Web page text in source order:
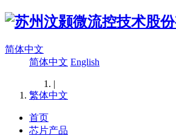
简体中文
简体中文 English
|
繁体中文
首页
芯片产品